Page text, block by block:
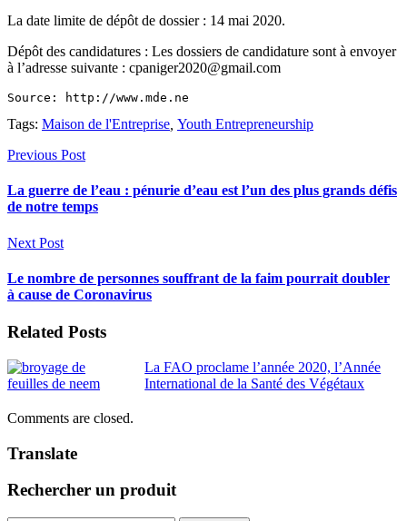
La date limite de dépôt de dossier : 14 mai 2020.
Dépôt des candidatures : Les dossiers de candidature sont à envoyer
à l’adresse suivante : cpaniger2020@gmail.com
Source: http://www.mde.ne
Tags: Maison de l'Entreprise Youth Entrepreneurship
Previous Post
La guerre de l’eau : pénurie d’eau est l’un des plus grands défis
de notre temps
Next Post
Le nombre de personnes souffrant de la faim pourrait doubler
à cause de Coronavirus
Related Posts
La FAO proclame l’année 2020, l’Année
International de la Santé des Végétaux
Comments are closed.
Translate
Rechercher un produit